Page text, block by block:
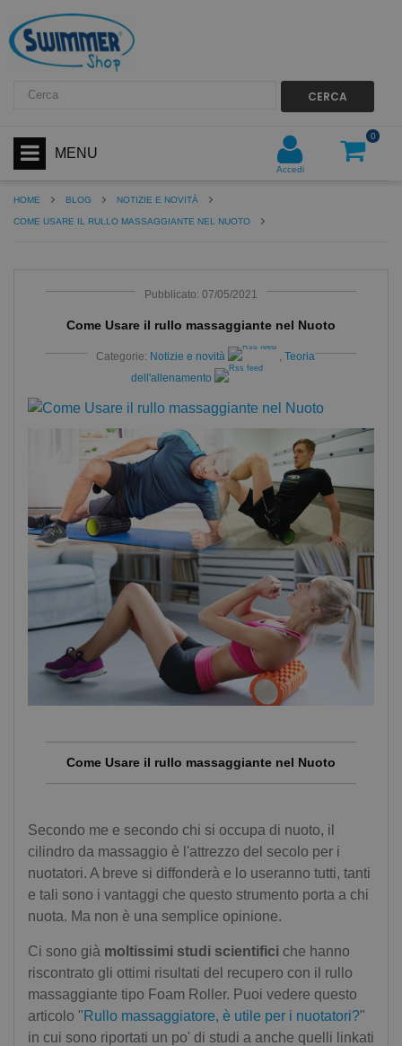
CERCA
MENU
0
Accedi
HOME BLOG NOTIZIE E NOVITÀ
COME USARE IL RULLO MASSAGGIANTE NEL NUOTO
Pubblicato: 07/05/2021
Come Usare il rullo massaggiante nel Nuoto
Categorie: Notizie e novità , Teoria
dell'allenamento
Come Usare il rullo massaggiante nel Nuoto
Secondo me e secondo chi si occupa di nuoto, il
cilindro da massaggio è l'attrezzo del secolo per i
nuotatori. A breve si diffonderà e lo useranno tutti, tanti
e tali sono i vantaggi che questo strumento porta a chi
nuota. Ma non è una semplice opinione.
Ci sono già moltissimi studi scientifici che hanno
riscontrato gli ottimi risultati del recupero con il rullo
massaggiante tipo Foam Roller. Puoi vedere questo
articolo " Rullo massaggiatore, è utile per i nuotatori?"
in cui sono riportati un po' di studi a anche quelli linkati